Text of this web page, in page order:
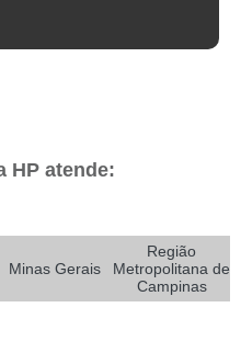
HP atende:
Minas Gerais
Região
Metropolitana de
Campinas